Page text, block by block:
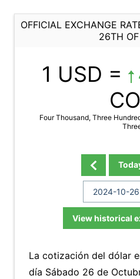
OFFICIAL EXCHANGE
26TH
1 USD =
Four Thousand, Three
View historical
La cotización del dólar
día Sábado 26 de